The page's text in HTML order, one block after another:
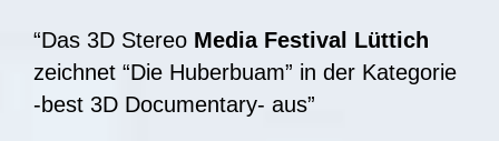
“Das 3D Stereo Media Festival Lüttich
zeichnet “Die Huberbuam” in der Kategorie
-best 3D Documentary- aus”